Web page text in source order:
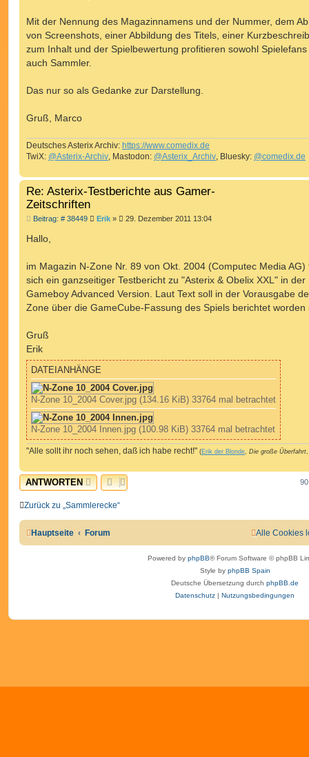
Mit der Nennung des Magazinnamens und der Nummer, dem
von Screenshots, einer Abbildung des Titels, einer
zum Inhalt und der Spielbewertung profitieren sowohl Spielefans
auch Sammler.
Das nur so als Gedanke zur Darstellung.
Gruß, Marco
Deutsches Asterix Archiv: https://www.comedix.de
TwiX: @Asterix-Archiv, Mastodon: @Asterix_Archiv, Bluesky: @comedix.de
Re: Asterix-Testberichte aus Gamer-
Zeitschriften
Beitrag: # 38449B
a
g
Erik » 29. Dezember 2011 13:04
Hallo,
im Magazin N-Zone Nr. 89 von Okt. 2004 (Computec Media AG)
sich ein ganzseitiger Testbericht zu "Asterix & Obelix XXL" in der
Gameboy Advanced Version. Laut Text soll in der Vorausgabe
Zone über die GameCube-Fassung des Spiels berichtet worden
Gruß
Erik
DATEIANHÄNGE
N-Zone 10_2004 Cover.jpg (134.16 KiB) 33764 mal betrachtet
N-Zone 10_2004 Innen.jpg (100.98 KiB) 33764 mal betrachtet
"Alle sollt ihr noch sehen, daß ich habe recht!" (Erik der Blonde, Die große Überfahrt,
ANTWORTEN
Zurück zu „Sammlerecke“
Hauptseite Forum Alle Cookies
Powered by phpBB® Forum Software © phpBB
Style by phpBB Spain
Deutsche Übersetzung durch phpBB.de
Datenschutz
Nutzungsbedingungen